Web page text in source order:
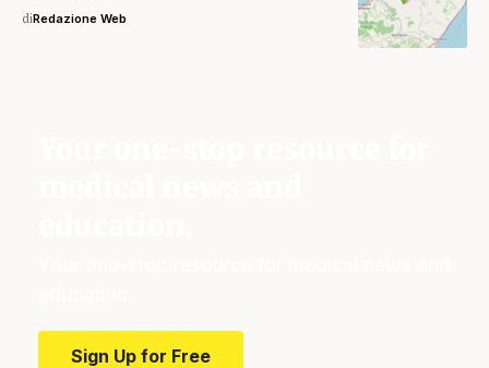
diRedazione Web
Sign Up for Free